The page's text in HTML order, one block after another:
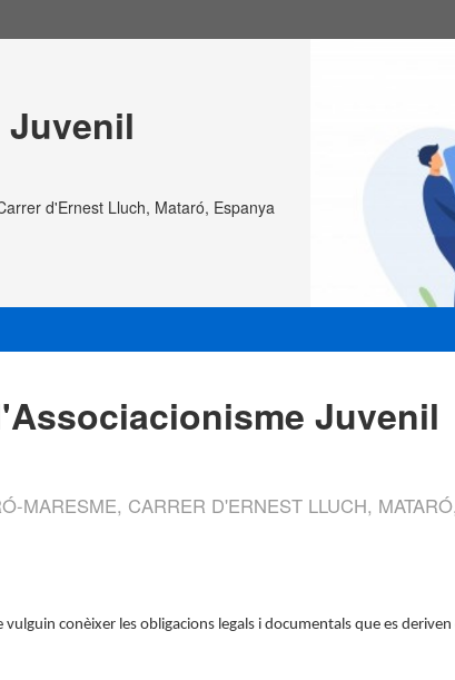
d'Ernest Lluch, Mataró, Espanya
Juvenil
MARESME, CARRER D'ERNEST LLUCH, MATARÓ,
conèixer les obligacions legals i documentals que es